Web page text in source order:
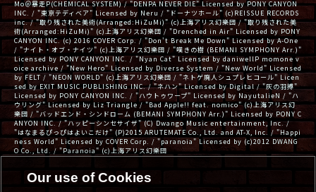
Mo＠暴走P(CHEMICAL SYSTEM) / "DENPA NEVER DIE" Licensed by PONY CANYON
INC. / "東京テディベア" Licensed by Neru / "ドーナツホール" (c)REISSUE RECORDS
inc. / "取り残された美術(Arranged:HiZuMi)" (c)上海アリス幻樂団 / "取り残された美
術(Arranged:HiZuMi)" (c)上海アリス幻樂団 / "Drenched in Air" Licensed by PONY
CANYON INC. (c) 2016 COVER Corp. / "Don't Break Me Down" Licensed by A-One
/ "ナイト・オブ・ナイツ" (c)上海アリス幻樂団 / "嘆きの樹 (BEMANI SYMPHONY Arr.)"
Licensed by PONY CANYON INC. / "Nyan Cat" Licensed by daniwellP momone v
oice archive / "New Hero" Licensed by Diverse System / "New World" Licensed
by FELT / "NEON WORLD" (c)上海アリス幻樂団 / "ネトゲ廃人シュプレヒコール" Licen
sed by EXIT MUSIC PUBLISHING INC. / "ネハン" Licensed by Digital / "灰の羽搏"
Licensed by PONY CANYON INC. / "ハウトゥワープ" Licensed by NayutalieN / "ハ
ウリング" Licensed by Liz Triangle / "Bad Apple!! feat. nomico" (c)上海アリス幻
樂団 / "バッドエンド・シンドローム (BEMANI SYMPHONY Arr.)" Licensed by PONY C
ANYON INC. / "ハッピーシンセサイザ" (C) Dwango Music entertainment, Inc. /
"はなまるぴっぴはよいこだけ" (P)2015 ARUTEMATE Co., Ltd. and AT-X, Inc. / "Happi
ness World" Licensed by COVER Corp. / "paranoia" Licensed by (c)2012 DWANG
O Co., Ltd. / "Paranoia" (c)上海アリス幻樂団
Our use of Cookies